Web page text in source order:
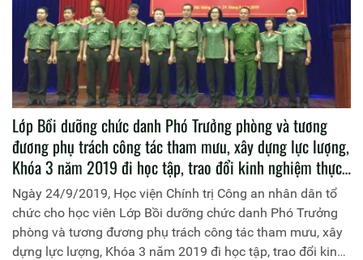
Lớp Bồi dưỡng chức danh Phó Trưởng phòng và tương
đương phụ trách công tác tham mưu, xây dựng lực lượng,
Khóa 3 năm 2019 đi học tập, trao đổi kinh nghiệm thực
tế tại Công an tỉnh Bắc Giang
Ngày 24/9/2019, Học viện Chính trị Công an nhân dân tổ
chức cho học viên Lớp Bồi dưỡng chức danh Phó Trưởng
phòng và tương đương phụ trách công tác tham mưu, xây
dựng lực lượng, Khóa 3 năm 2019 đi học tập, trao đổi kinh